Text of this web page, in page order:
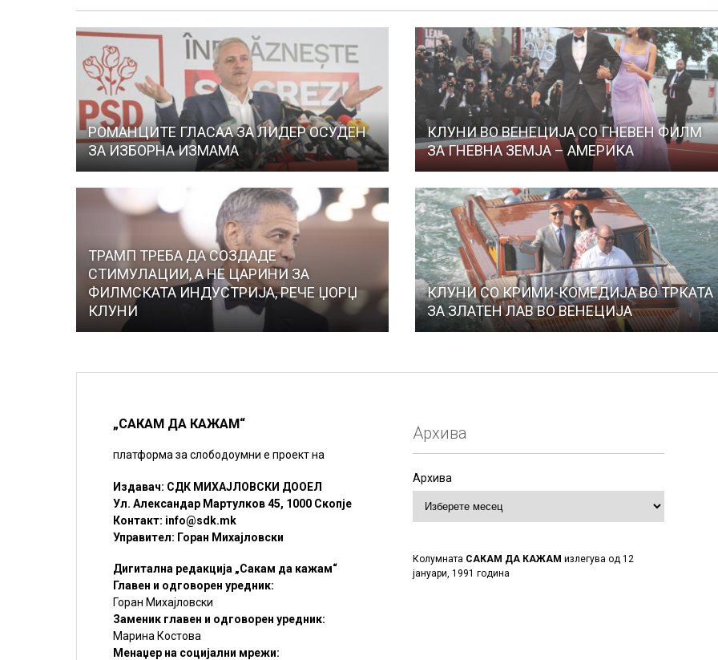
РОМАНЦИТЕ ГЛАСАА ЗА ЛИДЕР ОСУДЕН
ЗА ИЗБОРНА ИЗМАМА
КЛУНИ ВО ВЕНЕЦИЈА СО ГНЕВЕН ФИЛМ
ЗА ГНЕВНА ЗЕМЈА – АМЕРИКА
ТРАМП ТРЕБА ДА СОЗДАДЕ
СТИМУЛАЦИИ, А НЕ ЦАРИНИ ЗА
ФИЛМСКАТА ИНДУСТРИЈА, РЕЧЕ ЏОРЏ
КЛУНИ
КЛУНИ СО КРИМИ-КОМЕДИЈА ВО ТРКАТА
ЗА ЗЛАТЕН ЛАВ ВО ВЕНЕЦИЈА
„САКАМ ДА КАЖАМ“
платформа за слободоумни е проект на
Издавач: СДК МИХАЈЛОВСКИ ДООЕЛ
Ул. Александар Мартулков 45, 1000 Скопје
Контакт: info@sdk.mk
Управител: Горан Михајловски
Дигитална редакција „Сакам да кажам“
Главен и одговорен уредник:
Горан Михајловски
Заменик главен и одговорен уредник:
Марина Костова
Менаџер на социјални мрежи:
Архива
Архива
Колумната САКАМ ДА КАЖАМ излегува од 12
јануари, 1991 година